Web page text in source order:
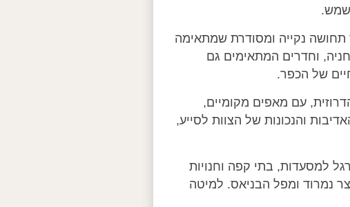
שמש.
תחושה נקייה ומסודרת שמתאימה
וחדרים המתאימים גם
של הכפר.
עם מאפים מקומיים,
והנכונות של הצוות לסייע,
למסעדות, בתי קפה וחנויות
נמרוד ומפל הבניאס. למיטה